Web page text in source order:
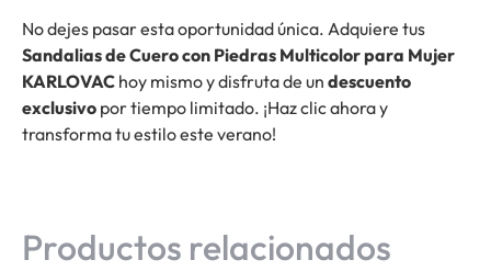
No dejes pasar esta oportunidad única. Adquiere tus
Sandalias de Cuero con Piedras Multicolor para Mujer
KARLOVAC hoy mismo y disfruta de un descuento
exclusivo por tiempo limitado. ¡Haz clic ahora y
transforma tu estilo este verano!
Productos relacionados